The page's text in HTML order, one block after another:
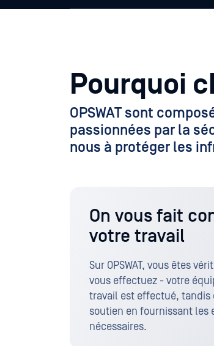
Pourquoi
OPSWAT sont
passionnées par la
nous à protéger les
On vous fait
votre travail
Sur OPSWAT, vous êtes
vous effectuez - votre
travail est effectué, tandis
soutien en fournissant les
nécessaires.